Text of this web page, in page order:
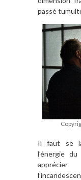
passé
Il faut se
l’énergie